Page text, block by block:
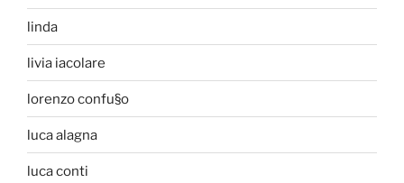
linda
livia iacolare
lorenzo confu§o
luca alagna
luca conti